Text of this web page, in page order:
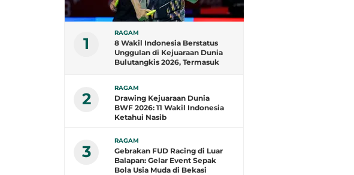
1
RAGAM
8 Wakil Indonesia Berstatus
Unggulan di Kejuaraan Dunia
Bulutangkis 2026, Termasuk
2
RAGAM
Drawing Kejuaraan Dunia
BWF 2026: 11 Wakil Indonesia
Ketahui Nasib
3
RAGAM
Gebrakan FUD Racing di Luar
Balapan: Gelar Event Sepak
Bola Usia Muda di Bekasi